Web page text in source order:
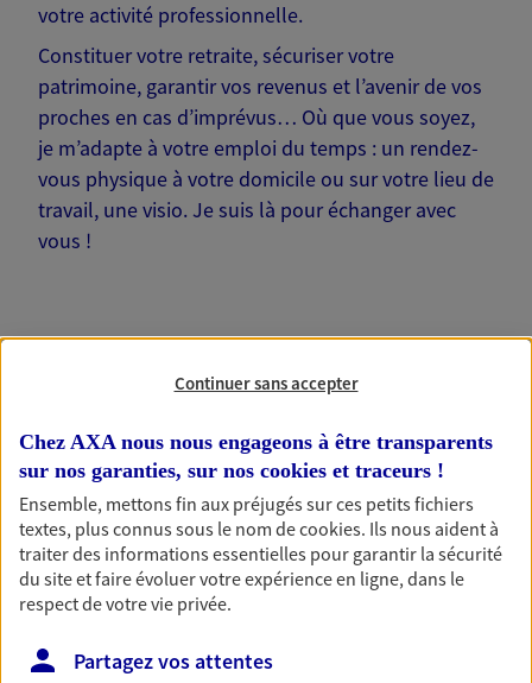
votre activité professionnelle.
Constituer votre retraite, sécuriser votre
patrimoine, garantir vos revenus et l’avenir de vos
proches en cas d’imprévus… Où que vous soyez,
je m’adapte à votre emploi du temps : un rendez-
vous physique à votre domicile ou sur votre lieu de
travail, une visio. Je suis là pour échanger avec
vous !
Nos offres phares
Épargne
Réalisez vos projets grâce à votre épargne : achat
immobilier, études des enfants ou voyage autour
du monde… Épargnez à votre rythme et
simplement, selon votre profil.
Découvrir les offres Épargne
Continuer sans accepter
Chez AXA nous nous engageons à être transparents
sur nos garanties, sur nos cookies et traceurs !
Ensemble, mettons fin aux préjugés sur ces petits fichiers
textes, plus connus sous le nom decookies. Ils nous aident à
traiter des informations essentielles pour garantir la sécurité
du site et faire évoluer votre expérience en ligne, dans le
respect de votre vie privée.
Partagez vos attentes